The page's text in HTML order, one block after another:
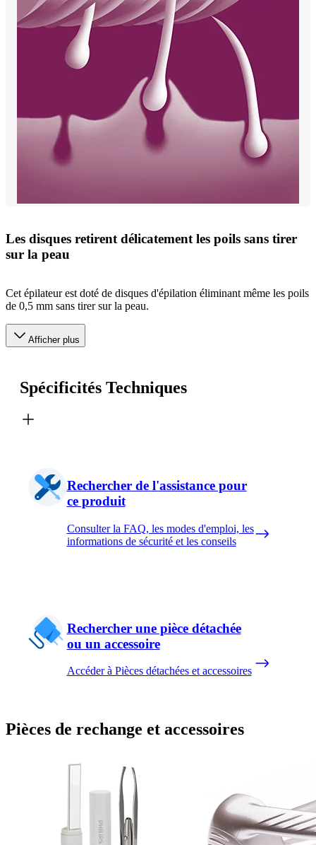
Les disques retirent délicatement les poils sans tirer
sur la peau
Cet épilateur est doté de disques d'épilation éliminant même les poils
de 0,5 mm sans tirer sur la peau.
Afficher plus
Spécificités Techniques
Rechercher de l'assistance pour
ce produit
Consulter la FAQ, les modes d'emploi, les
informations de sécurité et les conseils
Rechercher une pièce détachée
ou un accessoire
Accéder à Pièces détachées et accessoires
Pièces de rechange et accessoires